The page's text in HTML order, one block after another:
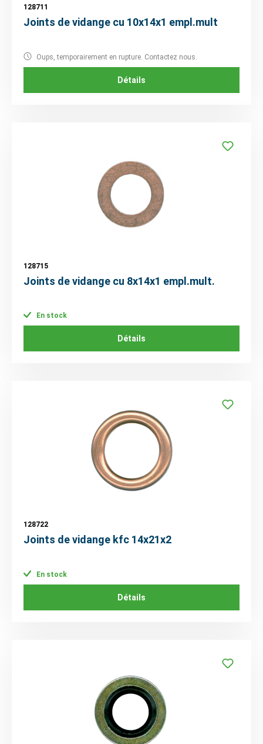
128711
Joints de vidange cu 10x14x1 empl.mult
Oups, temporairement en rupture. Contactez nous.
Détails
128715
Joints de vidange cu 8x14x1 empl.mult.
En stock
Détails
128722
Joints de vidange kfc 14x21x2
En stock
Détails